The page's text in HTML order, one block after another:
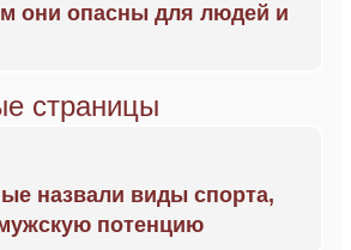
они опасны для людей и
страницы
назвали виды спорта,
потенцию